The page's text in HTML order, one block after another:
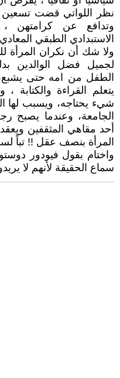
نظر اللواتي قضت
وتدافع عن كرامتهن
الاستبدادي الطبقي
ولا شك أن نكران المرأة
لجميل فضل الوالدين
الطفل من امه حتى
يتعلم القراءة والكتابة
شيء يحتاجه، ويسبب لها
الجامعة، وعندما يصبح
أحد مقاهي المثقفين
المرأة بنصف عقل !! تباً
واختام بقول فيودور
سماع الحقيقة لأنهم لا